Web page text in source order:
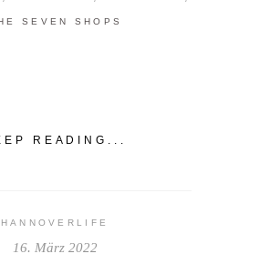
SEVEN SHOPS
READING...
HANNOVERLIFE
16. März 2022